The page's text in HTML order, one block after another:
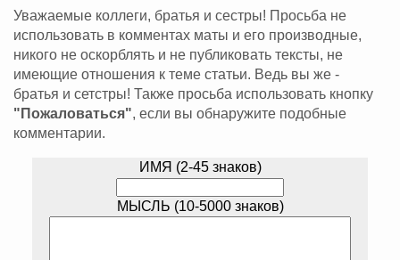
Уважаемые коллеги, братья и сестры! Просьба не
использовать в комментах маты и его производные,
никого не оскорблять и не публиковать тексты, не
имеющие отношения к теме статьи. Ведь вы же -
братья и сетстры! Также просьба использовать кнопку
"Пожаловаться", если вы обнаружите подобные
комментарии.
ИМЯ (2-45 знаков)
МЫСЛЬ (10-5000 знаков)